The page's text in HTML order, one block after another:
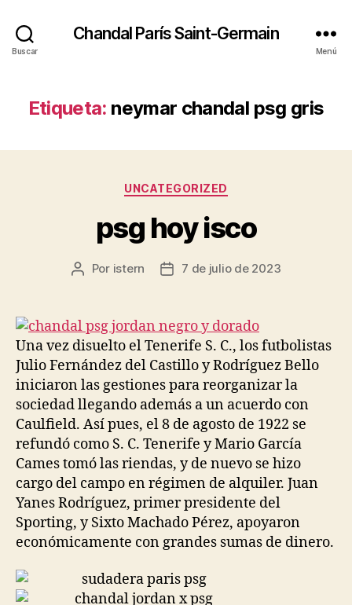
Buscar
Chandal París Saint-Germain
Menú
Etiqueta: neymar chandal psg gris
Categorías
UNCATEGORIZED
psg hoy isco
Autor
entrada
Por istern
Fecha
entrada
7 de julio de 2023
Una vez disuelto el Tenerife S. C., los futbolistas
Julio Fernández del Castillo y Rodríguez Bello
iniciaron las gestiones para reorganizar la
sociedad llegando además a un acuerdo con
Caulfield. Así pues, el 8 de agosto de 1922 se
refundó como S. C. Tenerife y Mario García
Cames tomó las riendas, y de nuevo se hizo
cargo del campo en régimen de alquiler. Juan
Yanes Rodríguez, primer presidente del
Sporting, y Sixto Machado Pérez, apoyaron
económicamente con grandes sumas de dinero.